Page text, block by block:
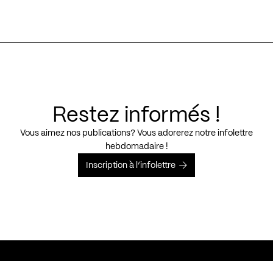
Restez informés !
Vous aimez nos publications? Vous adorerez notre infolettre
hebdomadaire !
Inscription à l’infolettre